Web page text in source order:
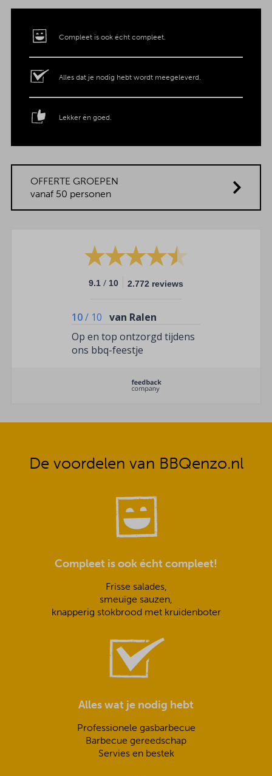
Compleet is ook écht compleet.
Alles dat je nodig hebt wordt meegeleverd.
Lekker én goed.
OFFERTE GROEPEN
vanaf 50 personen
9.1 / 10 2.772 reviews
10/ 10 van Ralen
Op en top ontzorgd tijdens
ons bbq-feestje
De voordelen van BBQenzo.nl
Compleet is ook écht compleet!
Frisse salades,
smeuïge sauzen,
knapperig stokbrood met kruidenboter
Alles wat je nodig hebt
Professionele gasbarbecue
Barbecue gereedschap
Servies en bestek